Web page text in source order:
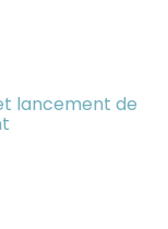
lancement de